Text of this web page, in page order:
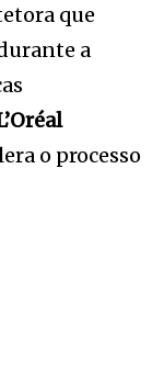
que
a
o processo